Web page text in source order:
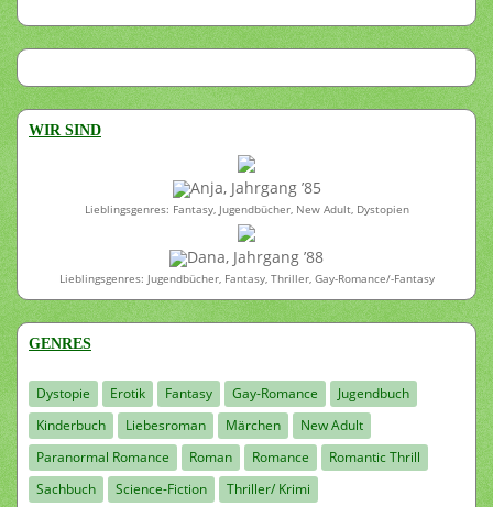
WIR SIND
Anja, Jahrgang ’85
Lieblingsgenres: Fantasy, Jugendbücher, New Adult, Dystopien
Dana, Jahrgang ’88
Lieblingsgenres: Jugendbücher, Fantasy, Thriller, Gay-Romance/-Fantasy
GENRES
Dystopie Erotik Fantasy Gay-Romance
Jugendbuch
Kinderbuch
Liebesroman Märchen
New Adult
Paranormal Romance
Roman Romance
Romantic Thrill
Sachbuch
Science-Fiction Thriller/ Krimi